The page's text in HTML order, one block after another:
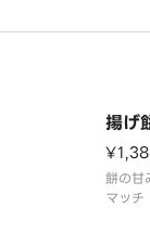
揚げ
餅の甘
マッチ